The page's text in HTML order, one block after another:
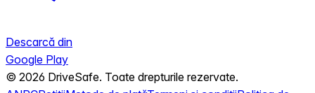
Descarcă din
Google Play
© 2026 DriveSafe. Toate drepturile rezervate.